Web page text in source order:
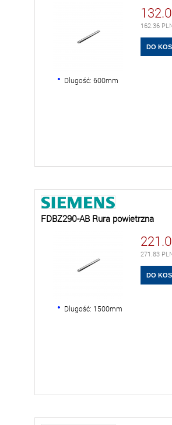
162.36
Dlugość: 600mm
FDBZ290-AB Rura powietrzna
271.83
Dlugość: 1500mm